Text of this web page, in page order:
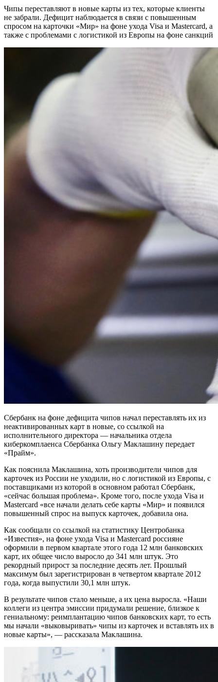
Чипы переставляют в новые карты из тех, которые клиенты
не забрали. Дефицит наблюдается в связи с повышенным
спросом на карточки «Мир» на фоне ухода Visa и Mastercard, а
также с проблемами с логистикой из Европы на фоне санкций
Сбербанк на фоне дефицита чипов начал переставлять их из
неактивированных карт в новые, со ссылкой на
исполнительного директора — начальника отдела
киберкомплаенса Сбербанка Ольгу Маклашину передает
«Прайм».
Как пояснила Маклашина, хоть производители чипов для
карточек из России не уходили, но с логистикой из Европы, с
поставщиками из которой в основном работал Сбербанк,
«сейчас большая проблема». Кроме того, после ухода Visa и
Mastercard «все начали делать себе карты «Мир» и появился
повышенный спрос на выпуск карточек, добавила она.
Как сообщали со ссылкой на статистику Центробанка
«Известия», на фоне ухода Visa и Mastercard россияне
оформили в первом квартале этого года 12 млн банковских
карт, их общее число выросло до 341 млн штук. Это
рекордный прирост за последние десять лет. Прошлый
максимум был зарегистрирован в четвертом квартале 2012
года, когда выпустили 30,1 млн штук.
В результате чипов стало меньше, а их цена выросла. «Наши
коллеги из центра эмиссии придумали решение, близкое к
гениальному: реимплантацию чипов банковских карт, то есть
мы начали «выковыривать» чипы из карточек и вставлять их в
новые карты», — рассказала Маклашина.